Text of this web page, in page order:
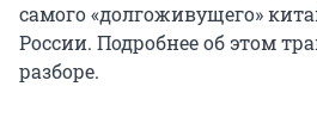
самого «долгоживущего»
России. Подробнее об этом
разборе.